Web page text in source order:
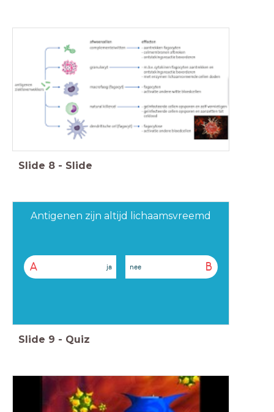
Slide 8 - Slide
Antigenen zijn altijd lichaamsvreemd
A ja B
nee
Slide 9 - Quiz